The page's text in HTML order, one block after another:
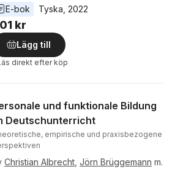
E-bok
Tyska 2022
kr
Lägg till
direkt efter köp
und funktionale Bildung
Deutschunterricht
empirische und praxisbezogene
Christian Albrecht Jörn Brüggemann m.